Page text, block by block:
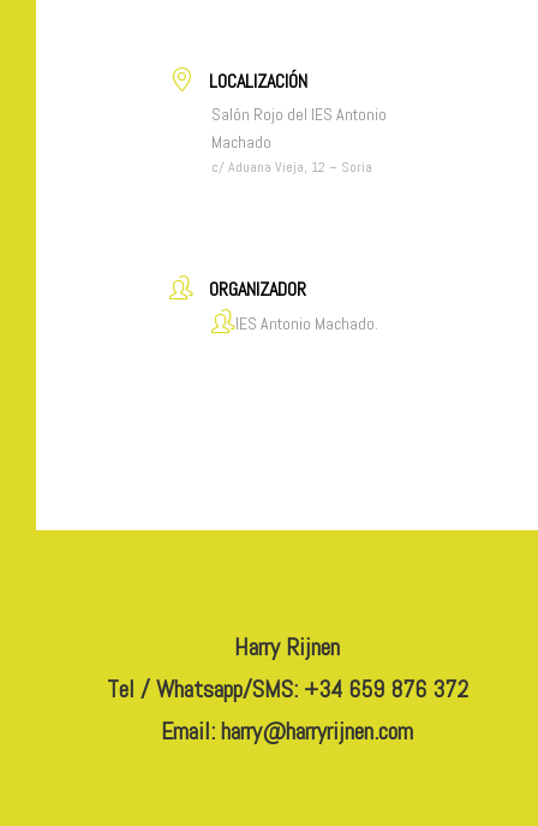
LOCALIZACIÓN
Salón Rojo del IES Antonio
Machado
c/ Aduana Vieja, 12 – Soria
ORGANIZADOR
IES Antonio Machado.
Harry Rijnen
Tel / Whatsapp/SMS: +34 659 876 372
Email:harry@harryrijnen.com